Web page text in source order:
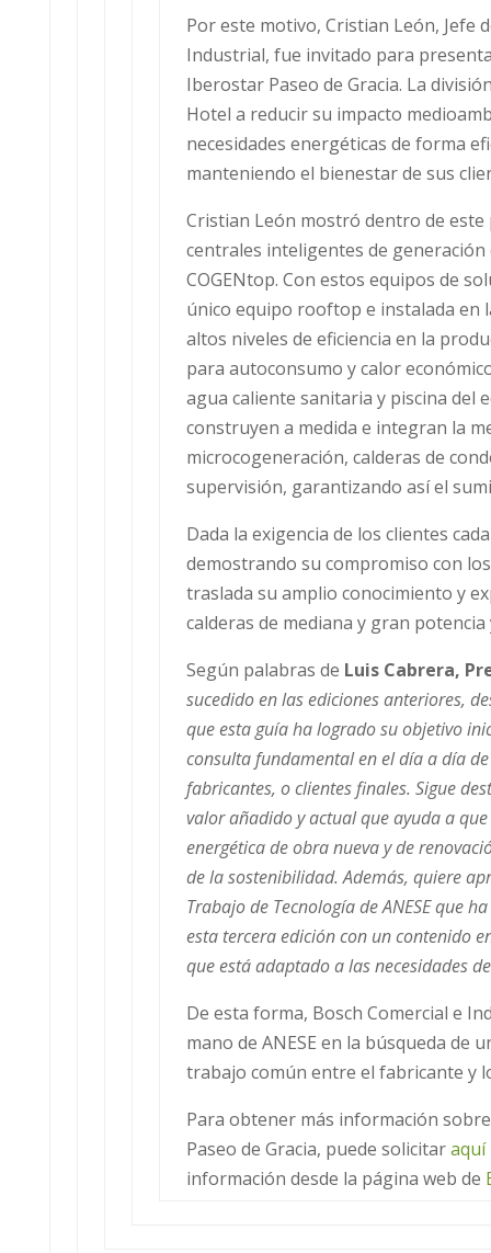
Por este motivo, Cristian León, Jefe
Industrial, fue invitado para
Iberostar Paseo de Gracia. La
Hotel a reducir su impacto
necesidades energéticas de forma
manteniendo el bienestar de sus
Cristian León mostró dentro de este
centrales inteligentes de
COGENtop. Con estos equipos de
único equipo rooftop e instalada en
altos niveles de eficiencia en la
para autoconsumo y calor
agua caliente sanitaria y piscina del
construyen a medida e integran la
microcogeneración, calderas de
supervisión, garantizando así el
Dada la exigencia de los clientes
demostrando su compromiso con
traslada su amplio conocimiento y
calderas de mediana y gran
Según palabras de Luis Cabrera,
sucedido en las ediciones anteriores,
que esta guía ha logrado su objetivo
consulta fundamental en el día a día de
fabricantes, o clientes finales. Sigue
valor añadido y actual que ayuda a
energética de obra nueva y de
de la sostenibilidad. Además, quiere
Trabajo de Tecnología de ANESE que
esta tercera edición con un contenido
que está adaptado a las necesidades
De esta forma, Bosch Comercial e
mano de ANESE en la búsqueda de
trabajo común entre el fabricante y
Para obtener más información
Paseo de Gracia, puede solicitaraquí
información desde la página web de